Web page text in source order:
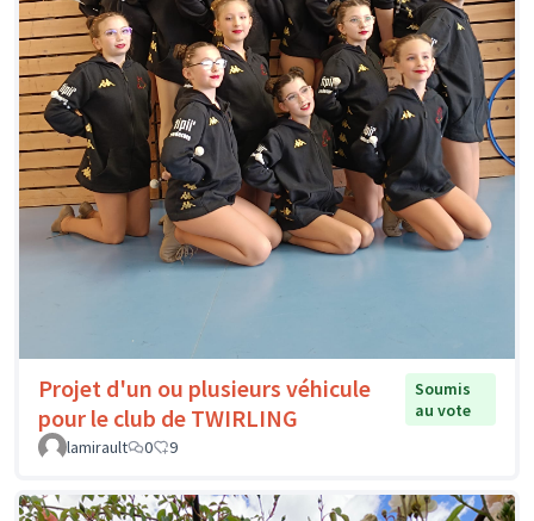
Projet d'un ou plusieurs véhicule
pour le club de TWIRLING
Soumis
au vote
lamirault
0 9